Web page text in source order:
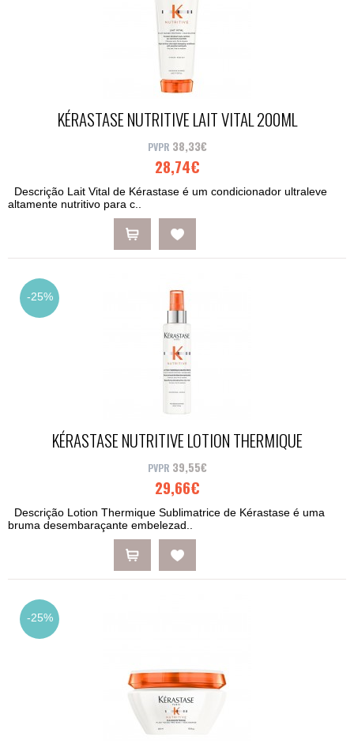
KÉRASTASE NUTRITIVE LAIT VITAL 200ML
38,33€
28,74€
Descrição Lait Vital de Kérastase é um condicionador ultraleve
altamente nutritivo para c..
-25%
KÉRASTASE NUTRITIVE LOTION THERMIQUE
SUBLIMATRICE 150ML
39,55€
29,66€
Descrição Lotion Thermique Sublimatrice de Kérastase é uma
bruma desembaraçante embelezad..
-25%